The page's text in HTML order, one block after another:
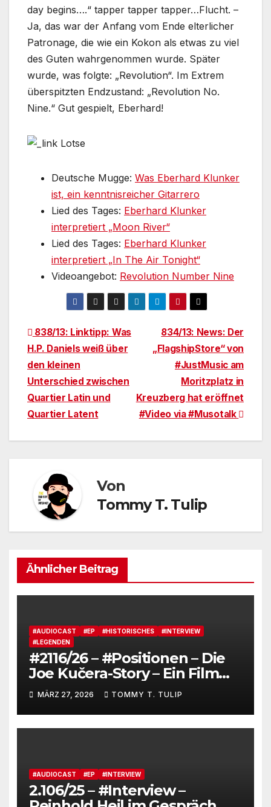
day begins….“ tapper tapper tapper…Flucht. –
Ja, das war der Anfang vom Ende elterlicher
Patronage, die wie ein Kokon als etwas zu viel
des Guten wahrgenommen wurde. Später
wurde, was folgte: „Revolution“. Im Extrem
überspitzten Endzustand: „Revolution No.
Nine.“ Gut gespielt, Eberhard!
Deutsche Mugge: Was Eberhard Klunker
ist, ein kenntnisreicher Gitarrero
Lied des Tages: Eberhard Klunker
interpretiert „Moon River“
Lied des Tages: Eberhard Klunker
interpretiert „In The Air Tonight“
Videoangebot: Revolution Number Nine
Beitragsnavigation834/13: News: Der
„FlagshipStore“ von
#JustMusic am
Moritzplatz in
Kreuzberg hat eröffnet
#Video via #Musotalk
838/13: Linktipp: Was
H.P. Daniels weiß über
den kleinen
Unterschied zwischen
Quartier Latin und
Quartier Latent
Von
Tommy T. Tulip
Ähnlicher Beitrag
#AUDIOCAST #EP #HISTORISCHES
#INTERVIEW
#LEGENDEN
#2116/26 – #Positionen – Die
Joe Kučera-Story – Ein Film
von Bedřich Ludvík „Aktuel“
mit Untertiteln (auf Deutsch
und Englisch)
MÄRZ 27, 2026 TOMMY T. TULIP
#AUDIOCAST #EP #INTERVIEW
2.106/25 – #Interview –